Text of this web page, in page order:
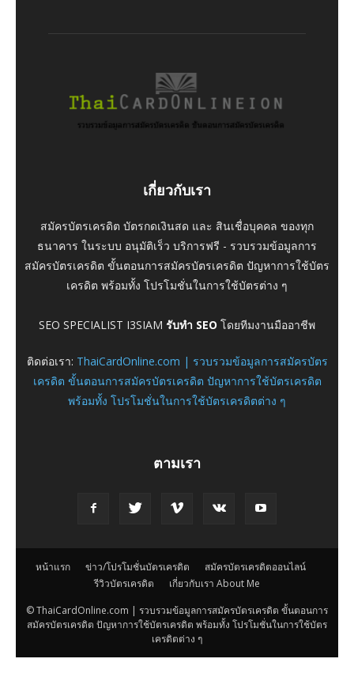
เกี่ยวกับเรา
สมัครบัตรเครดิต บัตรกดเงินสด และ สินเชื่อบุคคล ของทุก
ธนาคาร ในระบบ อนุมัติเร็ว บริการฟรี - รวบรวมข้อมูลการ
สมัครบัตรเครดิต ขั้นตอนการสมัครบัตรเครดิต ปัญหาการใช้บัตร
เครดิต พร้อมทั้ง โปรโมชั่นในการใช้บัตรต่าง ๆ
SEO SPECIALIST I3SIAM รับทำ SEO โดยทีมงานมืออาชีพ
ติดต่อเรา: ThaiCardOnline.com | รวบรวมข้อมูลการสมัครบัตร
เครดิต ขั้นตอนการสมัครบัตรเครดิต ปัญหาการใช้บัตรเครดิต
พร้อมทั้ง โปรโมชั่นในการใช้บัตรเครดิตต่าง ๆ
ตามเรา
หน้าแรก ข่าว/โปรโมชั่นบัตรเครดิต
สมัครบัตรเครดิตออนไลน์
รีวิวบัตรเครดิต
เกี่ยวกับเรา About Me
© ThaiCardOnline.com | รวบรวมข้อมูลการสมัครบัตรเครดิต ขั้นตอนการ
สมัครบัตรเครดิต ปัญหาการใช้บัตรเครดิต พร้อมทั้ง โปรโมชั่นในการใช้บัตร
เครดิตต่าง ๆ